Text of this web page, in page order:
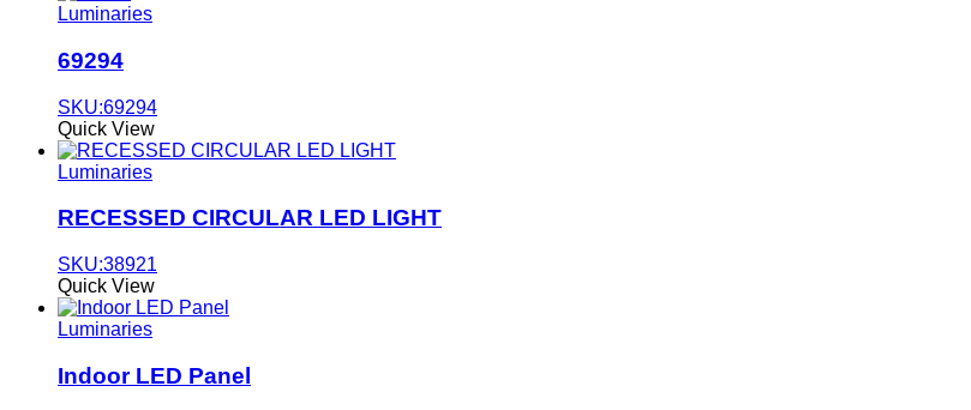
Luminaries
69294
SKU:69294
Quick View
Luminaries
RECESSED CIRCULAR LED LIGHT
SKU:38921
Quick View
Luminaries
Indoor LED Panel